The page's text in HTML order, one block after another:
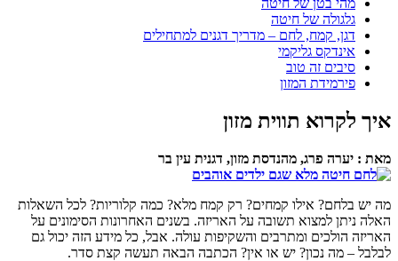
גלגולה של חיטה
דגן, קמח, לחם – מדריך דגנים למתחילים
אינדקס גליקמי
סיבים זה טוב
פירמידת המזון
איך לקרוא תווית מזון
מאת : יערה פרג, מהנדסת מזון, דגנית עין בר
מה יש בלחם? אילו קמחים? רק קמח מלא? כמה קלוריות? לכל השאלות
האלה ניתן למצוא תשובה על האריזה. בשנים האחרונות הסימונים על
האריזה הולכים ומתרבים והשקיפות עולה. אבל, כל מידע הזה יכול גם
לבלבל – מה נכון? יש או אין? הכתבה הבאה תעשה קצת סדר.